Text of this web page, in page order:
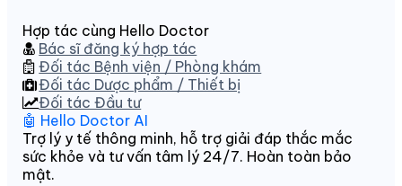
Hợp tác cùng Hello Doctor
Bác sĩ đăng ký hợp tác
Đối tác Bệnh viện / Phòng khám
Đối tác Dược phẩm / Thiết bị
Đối tác Đầu tư
🤖 Hello Doctor AI
Trợ lý y tế thông minh, hỗ trợ giải đáp thắc mắc
sức khỏe và tư vấn tâm lý 24/7. Hoàn toàn bảo
mật.